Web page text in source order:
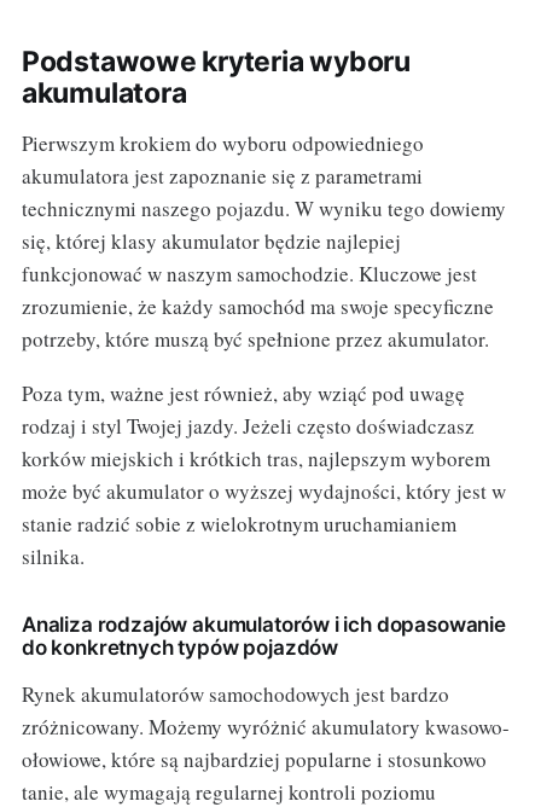
Podstawowe kryteria wyboru
akumulatora
Pierwszym krokiem do wyboru odpowiedniego
akumulatora jest zapoznanie się z parametrami
technicznymi naszego pojazdu. W wyniku tego dowiemy
się, której klasy akumulator będzie najlepiej
funkcjonować w naszym samochodzie. Kluczowe jest
zrozumienie, że każdy samochód ma swoje specyficzne
potrzeby, które muszą być spełnione przez akumulator.
Poza tym, ważne jest również, aby wziąć pod uwagę
rodzaj i styl Twojej jazdy. Jeżeli często doświadczasz
korków miejskich i krótkich tras, najlepszym wyborem
może być akumulator o wyższej wydajności, który jest w
stanie radzić sobie z wielokrotnym uruchamianiem
silnika.
Analiza rodzajów akumulatorów i ich dopasowanie
do konkretnych typów pojazdów
Rynek akumulatorów samochodowych jest bardzo
zróżnicowany. Możemy wyróżnić akumulatory kwasowo-
ołowiowe, które są najbardziej popularne i stosunkowo
tanie, ale wymagają regularnej kontroli poziomu